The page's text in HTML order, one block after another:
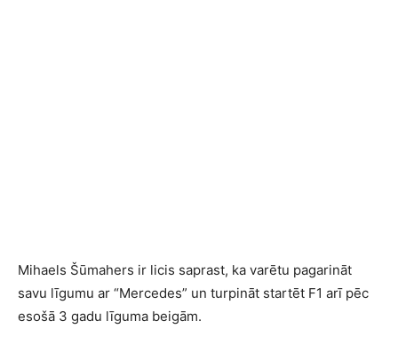
Mihaels Šūmahers ir licis saprast, ka varētu pagarināt
savu līgumu ar “Mercedes” un turpināt startēt F1 arī pēc
esošā 3 gadu līguma beigām.